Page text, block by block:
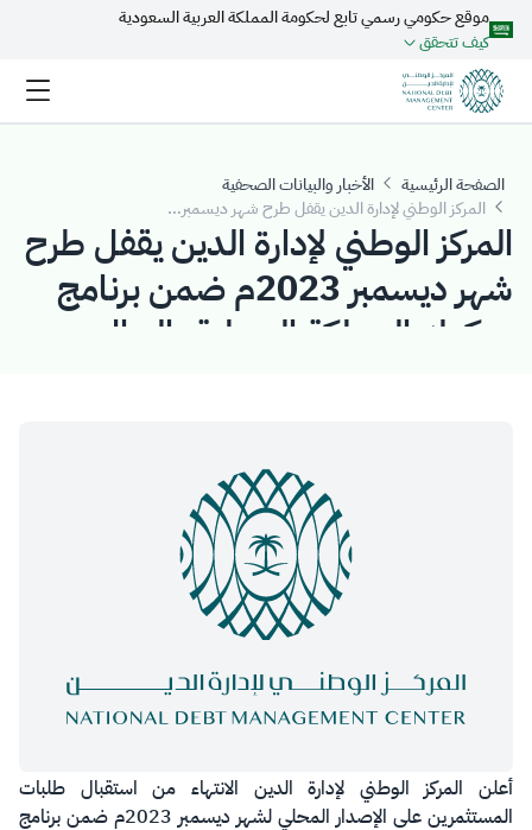
تخطي إلى المحتوى الرئيسي
موقع حكومي رسمي تابع لحكومة المملكة العربية السعودية
كيف تتحقق
الصفحة الرئيسية
الأخبار والبيانات الصحفية
المركز الوطني لإدارة الدين يقفل طرح شهر ديسمبر 2023م ضمن برنامج صكوك المملكة المحلية بالريال السعودي بمبلغ إجمالي قدره (10.553) مليار ريال سعودي
المركز الوطني لإدارة الدين يقفل طرح
شهر ديسمبر 2023م ضمن برنامج
صكوك المملكة المحلية بالريال
​أعلن المركز الوطني لإدارة الدين الانتهاء من استقبال طلبات
المستثمرين على الإصدار المحلي لشهر ديسمبر 2023م ضمن برنامج